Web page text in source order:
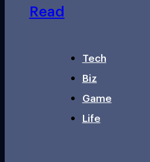
Read
Tech
Biz
Game
Life